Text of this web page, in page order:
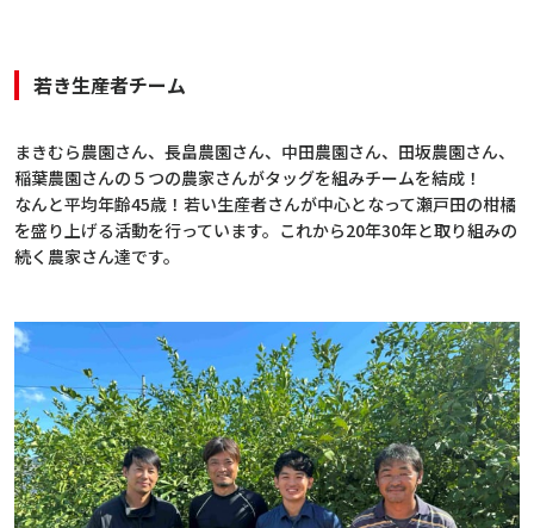
若き生産者チーム
まきむら農園さん、長畠農園さん、中田農園さん、田坂農園さん、
稲葉農園さんの５つの農家さんがタッグを組みチームを結成！
なんと平均年齢45歳！若い生産者さんが中心となって瀬戸田の柑橘
を盛り上げる活動を行っています。これから20年30年と取り組みの
続く農家さん達です。